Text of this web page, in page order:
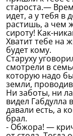
староста.—
идет, а у тебя
растишь, а чем
сироту! Как-
Хватит тебе на
будет кому.
Старуху
смотрели в
которую надо
земли,
Ни заботы, ни
видел Габдулла
давали есть, а
брал.
- Обжора! —